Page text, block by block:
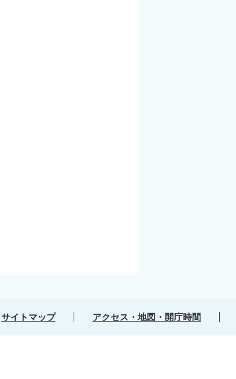
サイトマップ アクセス・地図・開庁時間